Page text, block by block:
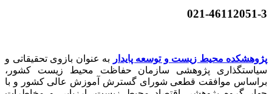
021-46112051-3
پژوهشکده محیط زیست و توسعه پایدار
به عنوان بازوی تحقیقاتی و
سیاستگذاری پژوهشی سازمان حفاظت محیط زیست کشور،
براساس موافقت قطعی شورای گسترش آموزش عالی کشور و با